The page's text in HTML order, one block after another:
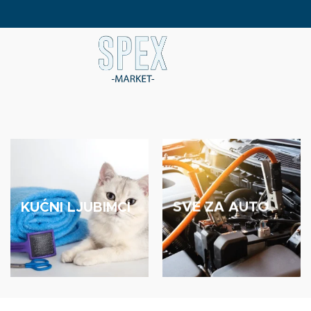
KUĆNI LJUBIMCI SVE ZA AUTO